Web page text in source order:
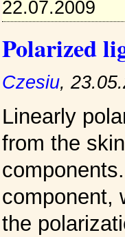
22.07.2009
Polarized
Czesiu,
Linearly
from the
component,
the